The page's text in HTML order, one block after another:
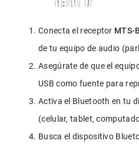
Conecta el receptor MTS-
de tu equipo de audio
Asegúrate de que el
USB como fuente para
Activa el Bluetooth en tu
(celular, tablet,
Busca el dispositivo